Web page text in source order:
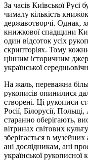
За часів Київської Русі
чималу кількість
державотворчі. Однак,
книжкової спадщини
один відсоток усіх
скрипторіях. Тому
цінним історичним
української
На жаль, переважна
рукописів опинилися
створені. Ці рукописи
Росії, Білорусії, Польщі,
старанно оберігають,
вітринах світових
зберігається в
ані дослідникам, ані
української рукописної